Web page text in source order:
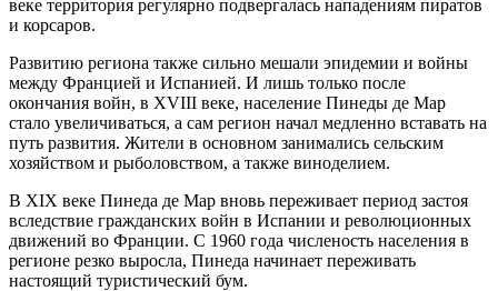
веке территория регулярно подвергалась нападениям пиратов
и корсаров.
Развитию региона также сильно мешали эпидемии и войны
между Францией и Испанией. И лишь только после
окончания войн, в XVIII веке, население Пинеды де Мар
стало увеличиваться, а сам регион начал медленно вставать на
путь развития. Жители в основном занимались сельским
хозяйством и рыболовством, а также виноделием.
В XIX веке Пинеда де Мар вновь переживает период застоя
вследствие гражданских войн в Испании и революционных
движений во Франции. С 1960 года численость населения в
регионе резко выросла, Пинеда начинает переживать
настоящий туристический бум.